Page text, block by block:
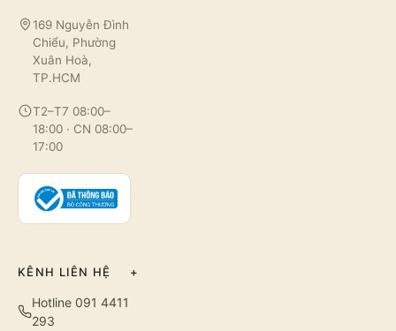
169 Nguyễn Đình
Chiểu, Phường
Xuân Hoà,
TP.HCM
T2–T7 08:00–
18:00 · CN 08:00–
17:00
KÊNH LIÊN HỆ +
Hotline 091 4411
293